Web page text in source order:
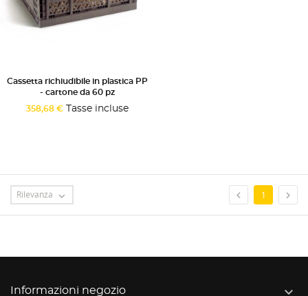
Cassetta richiudibile in plastica PP
- cartone da 60 pz
358,68 €Tasse incluse
Rilevanza   1 
Informazioni negozio